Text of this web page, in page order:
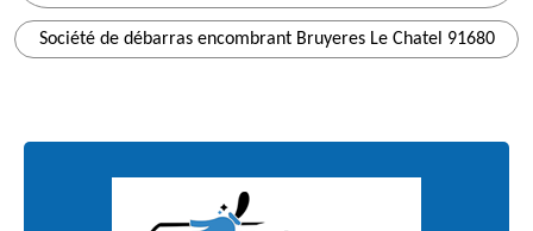
Société de débarras encombrant Bruyeres Le Chatel 91680